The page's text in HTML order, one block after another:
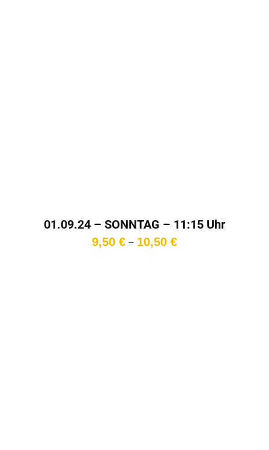
01.09.24 – SONNTAG – 11:15 Uhr
9,50 € – 10,50 €Preisspanne: